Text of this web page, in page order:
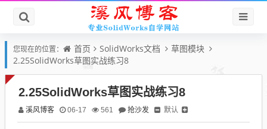
您现在的位置： 首页 SolidWorks文档
草图模块
2.25SolidWorks草图实战练习8
2.25SolidWorks草图实战练习8
溪风博客 06-17 561 抢沙发 默认